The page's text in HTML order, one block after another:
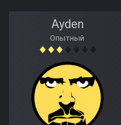
Ayden
Опытный